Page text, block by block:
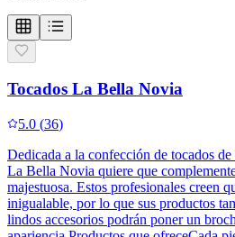
Tocados La Bella Novia
5.0 (36)
Dedicada a la confección de tocados
La Bella Novia quiere que
majestuosa. Estos profesionales creen
inigualable, por lo que sus productos
lindos accesorios podrán poner un